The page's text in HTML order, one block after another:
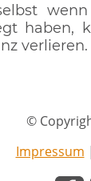
haben,
verlieren.
©
Impressum |